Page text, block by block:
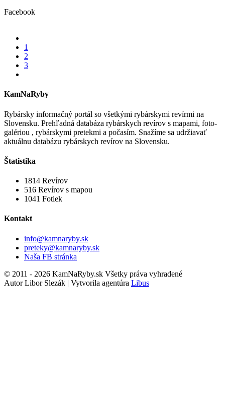
Facebook
1
2
3
KamNaRyby
Rybársky informačný portál so všetkými rybárskymi revírmi na
Slovensku. Prehľadná databáza rybárskych revírov s mapami, foto-
galériou , rybárskymi pretekmi a počasím. Snažíme sa udržiavať
aktuálnu databázu rybárskych revírov na Slovensku.
Štatistika
1814 Revírov
516 Revírov s mapou
1041 Fotiek
Kontakt
info@kamnaryby.sk
preteky@kamnaryby.sk
Naša FB stránka
© 2011 - 2026 KamNaRyby.sk Všetky práva vyhradené
Autor Libor Slezák | Vytvorila agentúra Libus